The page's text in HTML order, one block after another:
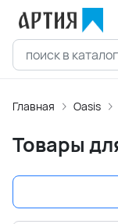
Главная Oasis
Товары